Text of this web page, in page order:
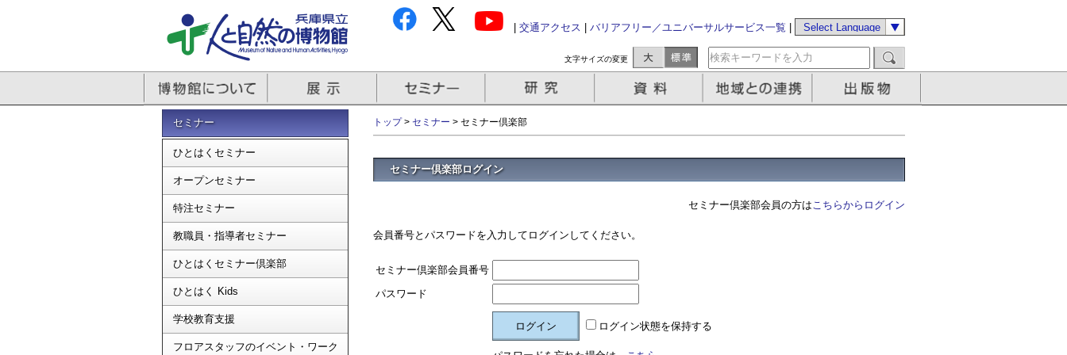
交通アクセス バリアフリー／ユニバーサルサービス一覧
文字サイズの変更
セミナー
ひとはくセミナー
オープンセミナー
特注セミナー
教職員・指導者セミナー
ひとはくセミナー倶楽部
ひとはく Kids
学校教育支援
フロアスタッフのイベント・ワーク
トップ> セミナー > セミナー倶楽部
セミナー倶楽部ログイン
セミナー倶楽部会員の方はこちらからログイン
会員番号とパスワードを入力してログインしてください。
セミナー倶楽部会員番号
パスワード
ログイン状態を保持する